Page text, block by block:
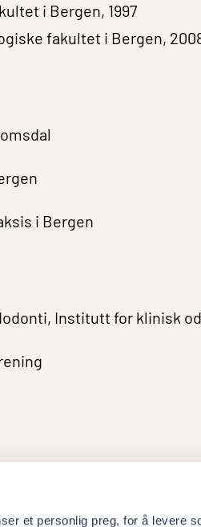
et personlig preg, for å levere
i Bergen, 1997
fakultet i Bergen,
i Bergen
Institutt for klinisk